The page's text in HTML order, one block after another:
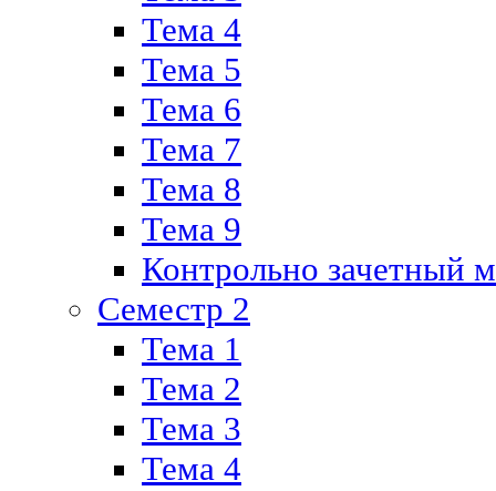
Тема 4
Тема 5
Тема 6
Тема 7
Тема 8
Тема 9
Контрольно зачетный
Семестр 2
Тема 1
Тема 2
Тема 3
Тема 4